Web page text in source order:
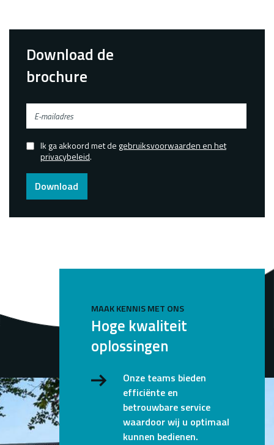
Download de
brochure
E-
mailadres
Confirmed
Ik ga akkoord met de gebruiksvoorwaarden en het
privacybeleid.
Download
MAAK KENNIS MET ONS
Hoge kwaliteit
oplossingen
Onze teams bieden
efficiënte en
betrouwbare service
waardoor wij u optimaal
kunnen bedienen.